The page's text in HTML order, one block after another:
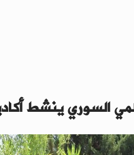
السوري ينشط